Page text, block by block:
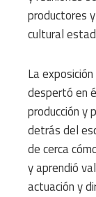
productores
cultural
La
despertó en
producción y
detrás del
de cerca
y aprendió
actuación y